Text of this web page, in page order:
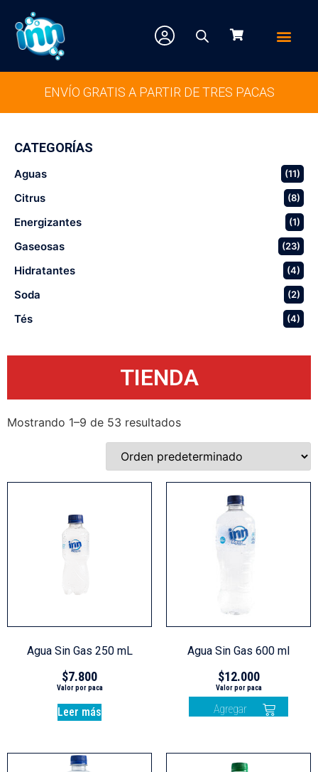
ENVÍO GRATIS A PARTIR DE TRES PACAS
CATEGORÍAS
Aguas (11)
Citrus (8)
Energizantes (1)
Gaseosas (23)
Hidratantes (4)
Soda (2)
Tés (4)
TIENDA
Mostrando 1–9 de 53 resultados
Agua Sin Gas 250 mL
$7.800
Leer más
Agua Sin Gas 600 ml
$12.000
Agregar